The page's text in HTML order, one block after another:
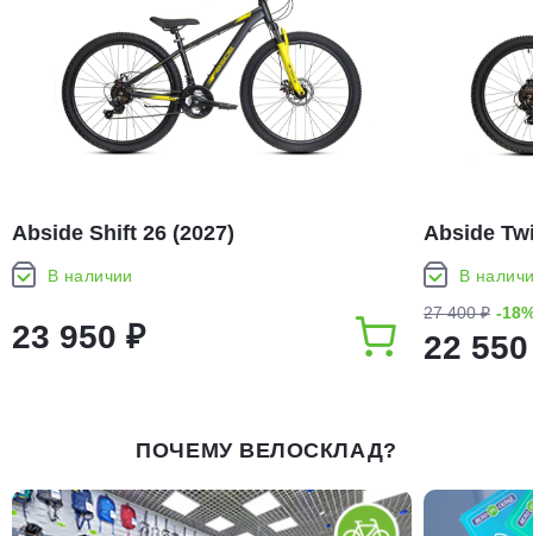
Abside Shift 26 (2027)
В наличии
23 950 ₽
Abside
В
27 400 ₽ -
22
ПОЧЕМУ ВЕЛОСКЛАД?